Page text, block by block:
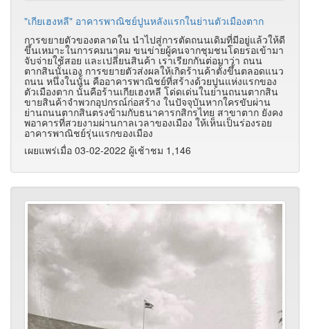
"เกียเฮงหลี" อาคารพาณิชย์ปูนหลังแรกในย่านตัวเมืองตาก
การขยายตัวของตลาดใน นำไปสู่การตัดถนนเดิมที่มีอยู่แล้วให้ดี
ขึ้นเหมาะในการคมนาคม ขนข่ายผู้คนจากชุมชนโดยรอเข้ามา
จับจ่ายใช้สอย และเปลี่ยนสินค้า เราเรียกกันต่อมาว่า ถนน
ตากสินนั้นเอง การขยายตัวส่งผลให้เกิดร้านค้าตั้งขึ้นตลอดแนว
ถนน หนึ่งในนั้น คืออาคารพาณิชย์ที่สร้างด้วยปูนแห่งแรกของ
ตัวเมืองตาก นั้นคือร้านเกียเฮงหลี โด่ดเด่นในย่านถนนตากสิน
ขายสินค้าจำพวกอุปกรณ์ก่อสร้าง ในปัจจุบันหากใครขับผ่าน
ย่านถนนตากสินตรงข้ามกับธนาคารกสิกรไทย สาขาตาก ยังคง
พอาคารที่สวยงามผ่านกาลเวลาของเมือง ให้เห็นเป็นร่องรอย
อาคารพาณิชย์รุ่นแรกของเมือง
เผยแพร่เมื่อ 03-02-2022 ผู้เช้าชม 1,146